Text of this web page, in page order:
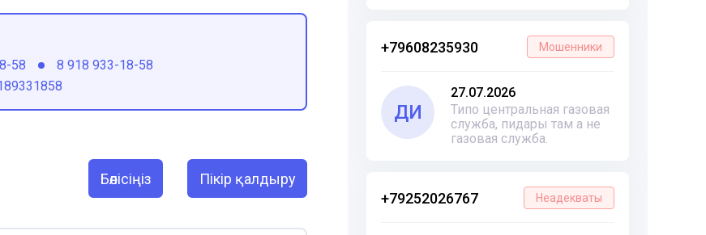
+79608235930 Мошенники
ДИ
27.07.2026
Типо центральная газовая
служба, пидары там а не
газовая служба.
+79252026767 Неадекваты
58
8 918 933-18-58
Бөлісіңіз Пікір қалдыру